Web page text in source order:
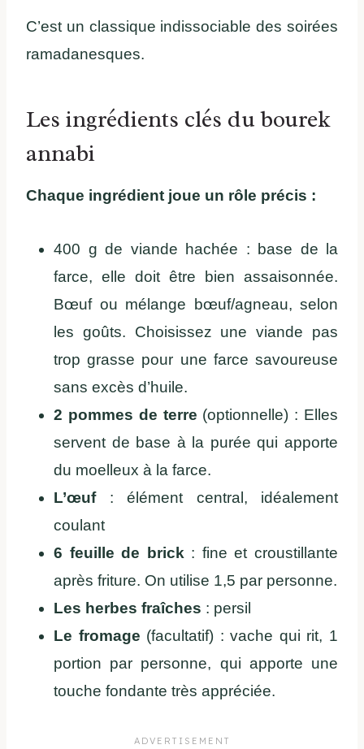
C’est un classique indissociable des soirées
ramadanesques.
Les ingrédients clés du bourek
annabi
Chaque ingrédient joue un rôle précis :
400 g de viande hachée : base de la
farce, elle doit être bien assaisonnée.
Bœuf ou mélange bœuf/agneau, selon
les goûts. Choisissez une viande pas
trop grasse pour une farce savoureuse
sans excès d’huile.
2 pommes de terre (optionnelle) : Elles
servent de base à la purée qui apporte
du moelleux à la farce.
L’œuf: élément central, idéalement
coulant
6 feuille de brick : fine et croustillante
après friture. On utilise 1,5 par personne.
Les herbes fraîches : persil
Le fromage (facultatif) : vache qui rit, 1
portion par personne, qui apporte une
touche fondante très appréciée.